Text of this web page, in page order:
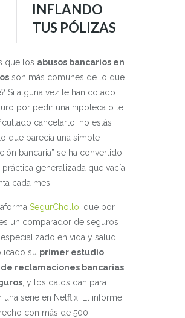
INFLANDO
TUS PÓLIZAS
que los abusos bancarios en
son más comunes de lo que
Si alguna vez te han colado
por pedir una hipoteca o te
cancelarlo, no estás
que parecía una simple
bancaria” se ha convertido
práctica generalizada que vacía
cada mes.
SegurChollo , que por
un comparador de seguros
en vida y salud,
su primer estudio
reclamaciones bancarias
, y los datos dan para
una serie en Netflix. El informe
con más de 500